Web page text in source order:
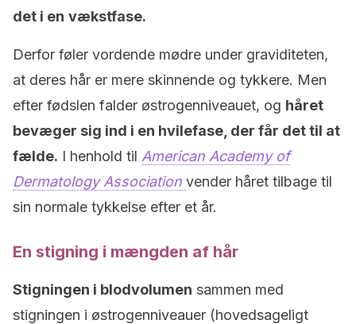
det i en vækstfase.
Derfor føler vordende mødre under graviditeten,
at deres hår er mere skinnende og tykkere. Men
efter fødslen falder østrogenniveauet, og håret
bevæger sig ind i en hvilefase, der får det til at
fælde. I henhold til American Academy of
Dermatology Association vender håret tilbage til
sin normale tykkelse efter et år.
En stigning i mængden af hår
Stigningen i blodvolumen sammen med
stigningen i østrogenniveauer (hovedsageligt